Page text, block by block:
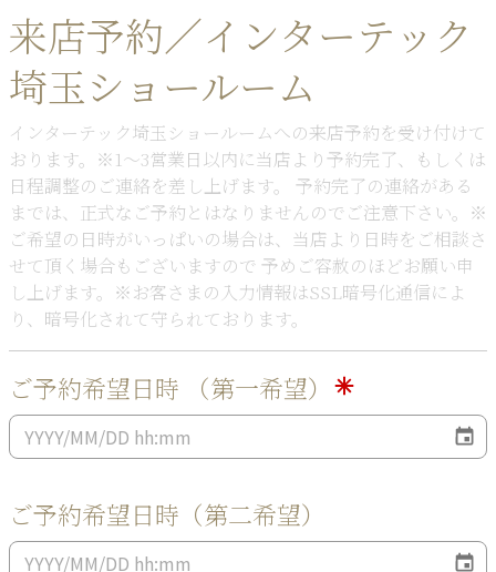
来店予約／インターテック
埼玉ショールーム
インターテック埼玉ショールームへの来店予約を受け付けて
おります。※1～3営業日以内に当店より予約完了、もしくは
日程調整のご連絡を差し上げます。 予約完了の連絡がある
までは、正式なご予約とはなりませんのでご注意下さい。※
ご希望の日時がいっぱいの場合は、当店より日時をご相談さ
せて頂く場合もございますので 予めご容赦のほどお願い申
し上げます。※お客さまの入力情報はSSL暗号化通信によ
り、暗号化されて守られております。
ご予約希望日時 （第一希望）
ご予約希望日時（第二希望）